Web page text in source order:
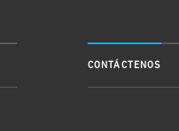
CONTÁCTENOS